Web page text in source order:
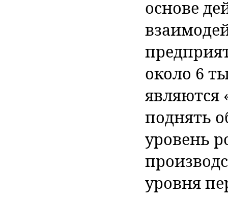
основе
около 6
поднять
уровень
уровня